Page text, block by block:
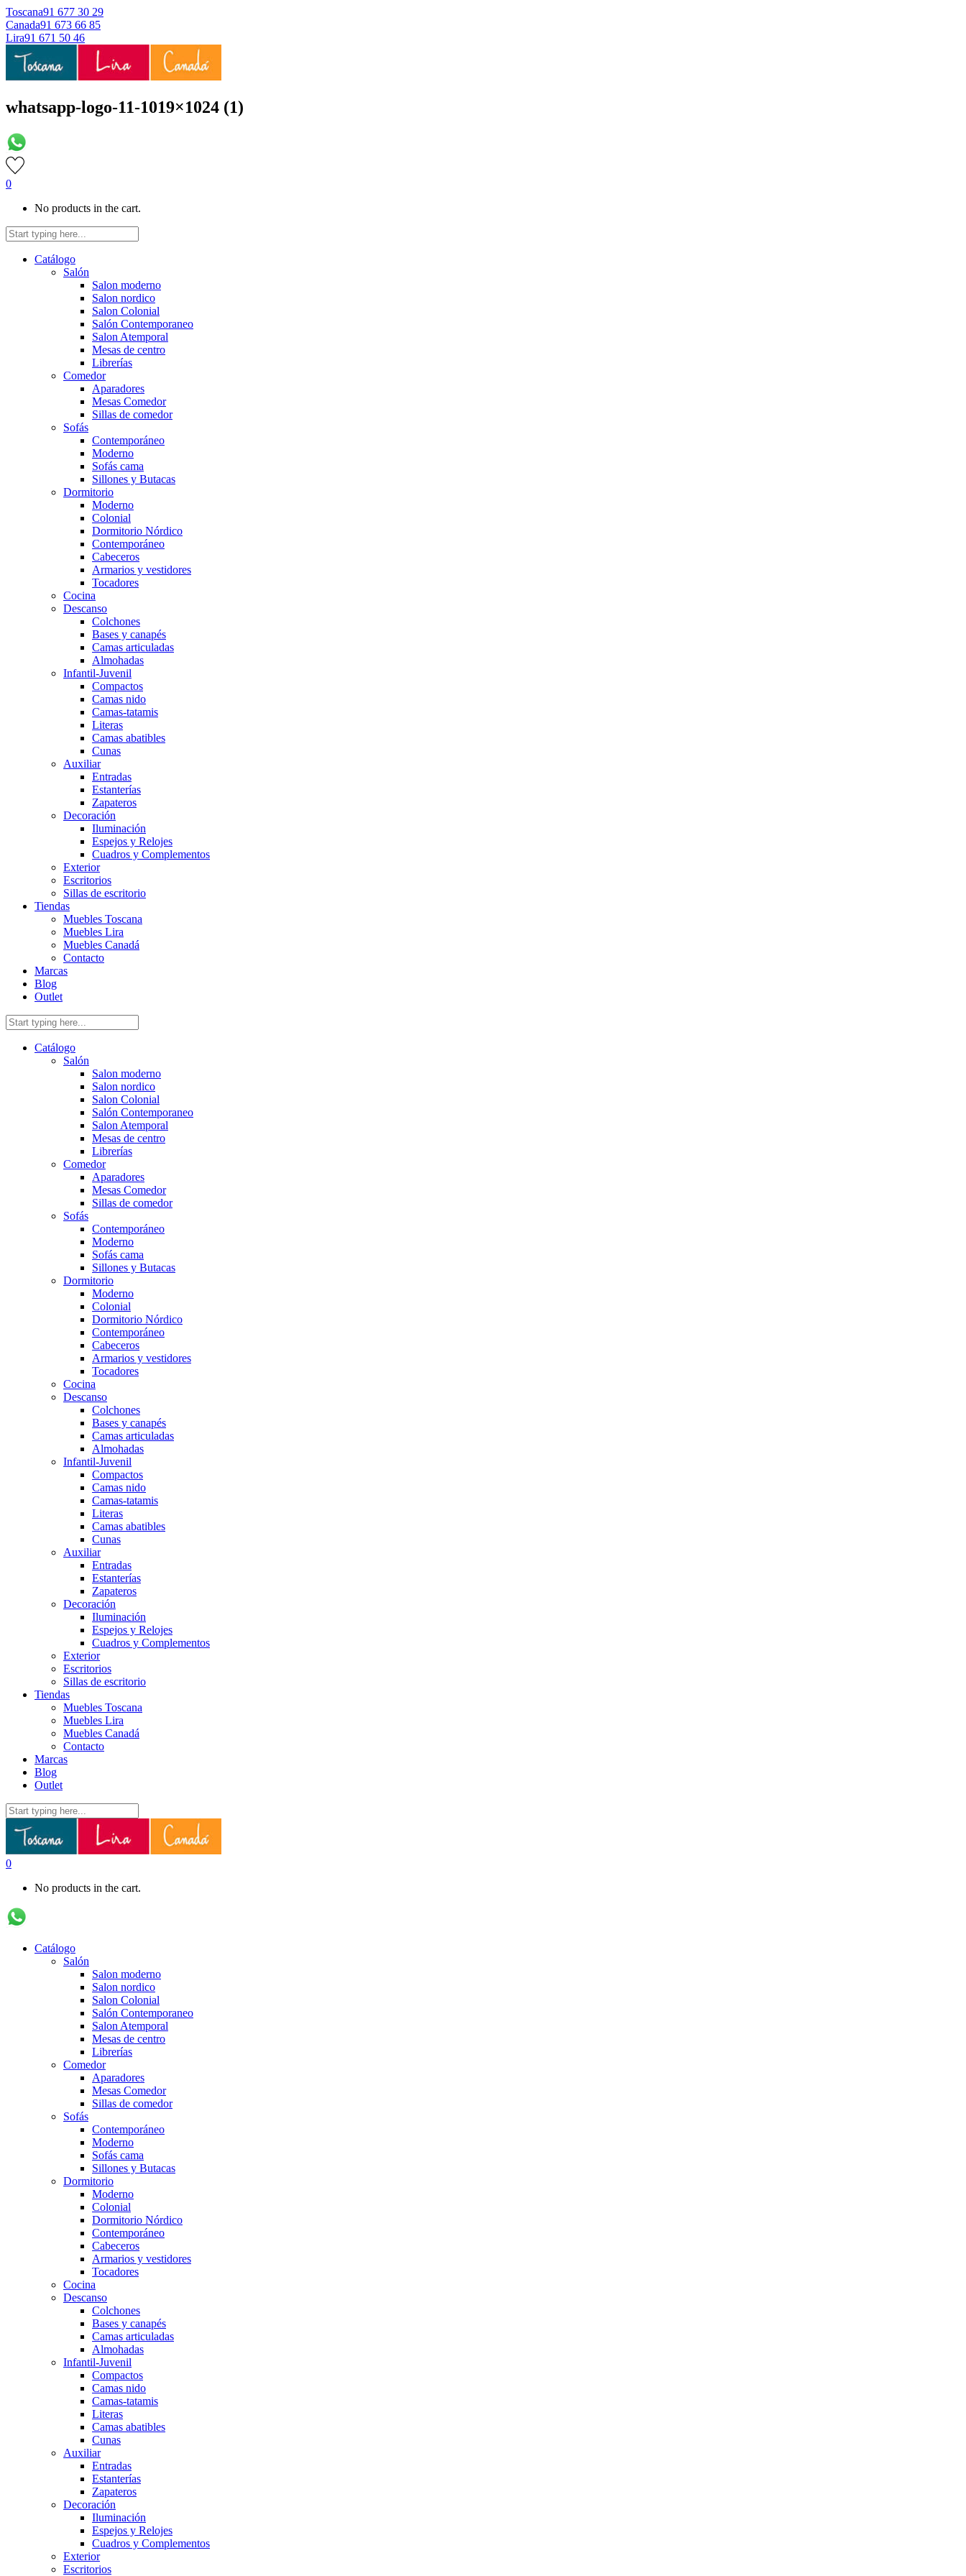
Toscana91 677 30 29
Canada91 673 66 85
Lira91 671 50 46
whatsapp-logo-11-1019×1024 (1)
0
No products in the cart.
Catálogo
Salón
Salon moderno
Salon nordico
Salon Colonial
Salón Contemporaneo
Salon Atemporal
Mesas de centro
Librerías
Comedor
Aparadores
Mesas Comedor
Sillas de comedor
Sofás
Contemporáneo
Moderno
Sofás cama
Sillones y Butacas
Dormitorio
Moderno
Colonial
Dormitorio Nórdico
Contemporáneo
Cabeceros
Armarios y vestidores
Tocadores
Cocina
Descanso
Colchones
Bases y canapés
Camas articuladas
Almohadas
Infantil-Juvenil
Compactos
Camas nido
Camas-tatamis
Literas
Camas abatibles
Cunas
Auxiliar
Entradas
Estanterías
Zapateros
Decoración
Iluminación
Espejos y Relojes
Cuadros y Complementos
Exterior
Escritorios
Sillas de escritorio
Tiendas
Muebles Toscana
Muebles Lira
Muebles Canadá
Contacto
Marcas
Blog
Outlet
Catálogo
Salón
Salon moderno
Salon nordico
Salon Colonial
Salón Contemporaneo
Salon Atemporal
Mesas de centro
Librerías
Comedor
Aparadores
Mesas Comedor
Sillas de comedor
Sofás
Contemporáneo
Moderno
Sofás cama
Sillones y Butacas
Dormitorio
Moderno
Colonial
Dormitorio Nórdico
Contemporáneo
Cabeceros
Armarios y vestidores
Tocadores
Cocina
Descanso
Colchones
Bases y canapés
Camas articuladas
Almohadas
Infantil-Juvenil
Compactos
Camas nido
Camas-tatamis
Literas
Camas abatibles
Cunas
Auxiliar
Entradas
Estanterías
Zapateros
Decoración
Iluminación
Espejos y Relojes
Cuadros y Complementos
Exterior
Escritorios
Sillas de escritorio
Tiendas
Muebles Toscana
Muebles Lira
Muebles Canadá
Contacto
Marcas
Blog
Outlet
0
No products in the cart.
Catálogo
Salón
Salon moderno
Salon nordico
Salon Colonial
Salón Contemporaneo
Salon Atemporal
Mesas de centro
Librerías
Comedor
Aparadores
Mesas Comedor
Sillas de comedor
Sofás
Contemporáneo
Moderno
Sofás cama
Sillones y Butacas
Dormitorio
Moderno
Colonial
Dormitorio Nórdico
Contemporáneo
Cabeceros
Armarios y vestidores
Tocadores
Cocina
Descanso
Colchones
Bases y canapés
Camas articuladas
Almohadas
Infantil-Juvenil
Compactos
Camas nido
Camas-tatamis
Literas
Camas abatibles
Cunas
Auxiliar
Entradas
Estanterías
Zapateros
Decoración
Iluminación
Espejos y Relojes
Cuadros y Complementos
Exterior
Escritorios